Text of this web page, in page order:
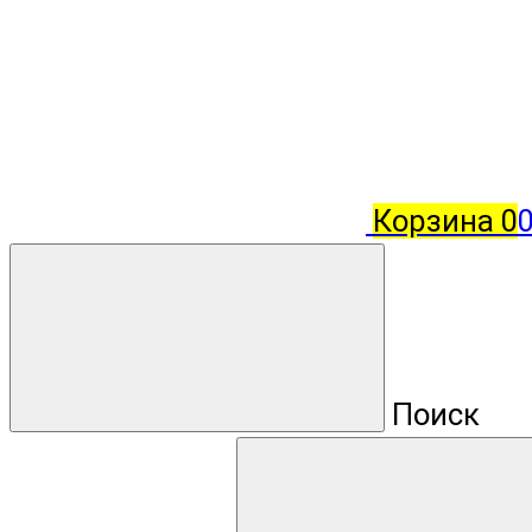
Корзина 0
Поиск